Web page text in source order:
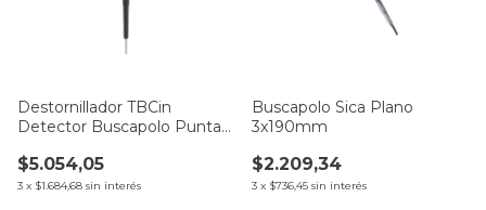
Destornillador TBCin
Detector Buscapolo Punta
$5.054,05
3 x $1.684,68 sin interés
Buscapolo Sica Plano
3x190mm
$2.209,34
3 x $736,45 sin interés